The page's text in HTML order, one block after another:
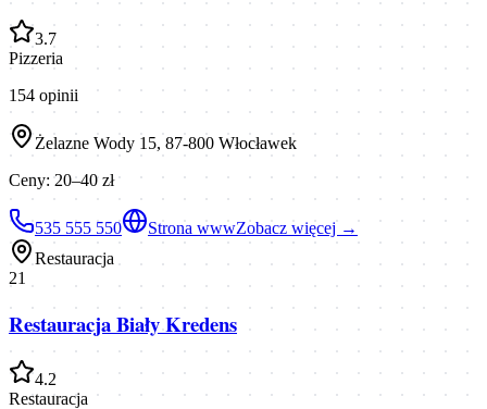
3.7
Pizzeria
154 opinii
Żelazne Wody 15, 87-800 Włocławek
Ceny:20–40 zł
535 555 550 Strona wwwZobacz więcej →
Restauracja
21
Restauracja Biały Kredens
4.2
Restauracja